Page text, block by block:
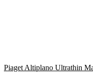
Piaget Altiplano Ultrathin